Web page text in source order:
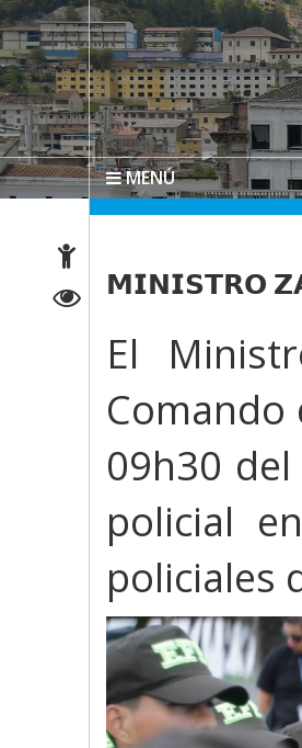
MENÚ
𝗠𝗜𝗡𝗜𝗦𝗧𝗥𝗢
El
Comando
09h30
policial
policiales